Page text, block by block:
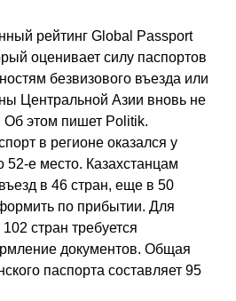
рейтинг Global Passport
оценивает силу паспортов
безвизового въезда или
Центральной Азии вновь не
Об этом пишет Politik.
в регионе оказался у
52-е место. Казахстанцам
в 46 стран, еще в 50
по прибытии. Для
стран требуется
документов. Общая
паспорта составляет 95